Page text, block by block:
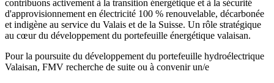
contribuons activement à la transition énergétique et à la sécurité
d'approvisionnement en électricité 100 % renouvelable, décarbonée
et indigène au service du Valais et de la Suisse. Un rôle stratégique
au cœur du développement du portefeuille énergétique valaisan.
Pour la poursuite du développement du portefeuille hydroélectrique
Valaisan, FMV recherche de suite ou à convenir un/e